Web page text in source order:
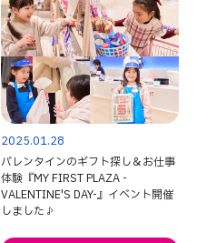
2025.01.28
バレンタインのギフト探し＆お仕事
体験『MY FIRST PLAZA -
VALENTINE'S DAY-』イベント開催
しました♪